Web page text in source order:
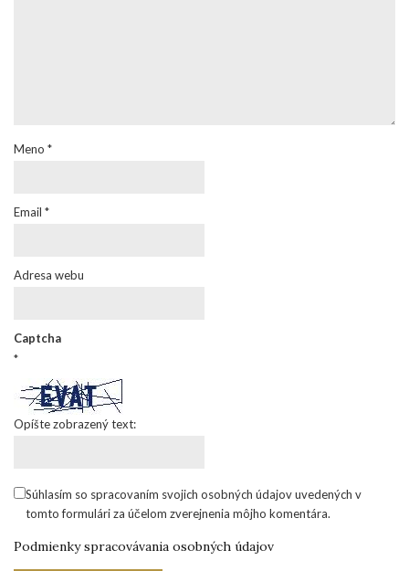
Meno *
Email *
Adresa webu
Captcha
*
Opíšte zobrazený text:
Súhlasím so spracovaním svojich osobných údajov uvedených v
tomto formulári za účelom zverejnenia môjho komentára.
Podmienky spracovávania osobných údajov